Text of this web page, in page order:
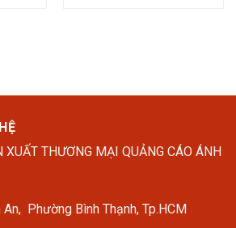
XUẤT THƯƠNG MẠI QUẢNG CÁO ÁNH
Phường Bình Thạnh, Tp.HCM